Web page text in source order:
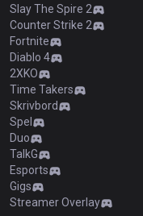
Slay The Spire 2
Counter Strike 2
Fortnite
Diablo 4
2XKO
Time Takers
Skrivbord
Spel
Duo
TalkG
Esports
Gigs
Streamer Overlay